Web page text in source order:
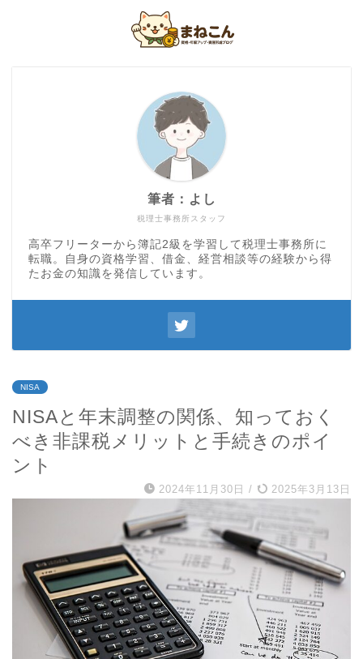
税理士事務所スタッフ
筆者：よし
高卒フリーターから簿記2級を学習して税理士事務所に
転職。自身の資格学習、借金、経営相談等の経験から得
たお金の知識を発信しています。
NISA
NISAと年末調整の関係、知っておく
べき非課税メリットと手続きのポイ
ント
2024年11月30日 / 2025年3月13日